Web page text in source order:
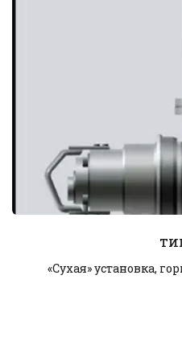
«Сухая» установка,